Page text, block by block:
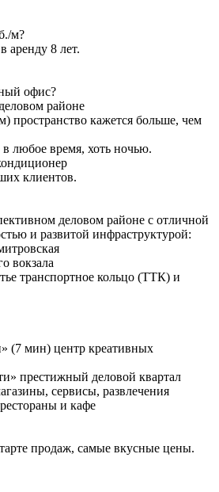
м?
аренду 8 лет.
офис?
районе
пространство кажется больше, чем
любое время, хоть ночью.
клиентов.
деловом районе с отличной
и развитой инфраструктурой:
вокзала
транспортное кольцо (ТТК) и
(7 мин) центр креативных
престижный деловой квартал
сервисы, развлечения
и кафе
продаж, самые вкусные цены.